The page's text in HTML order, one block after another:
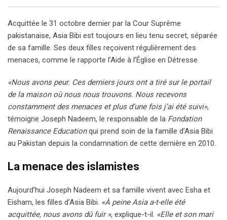
Acquittée le 31 octobre dernier par la Cour Suprême
pakistanaise, Asia Bibi est toujours en lieu tenu secret, séparée
de sa famille. Ses deux filles reçoivent régulièrement des
menaces, comme le rapporte l’Aide à l’Église en Détresse.
«Nous avons peur. Ces derniers jours ont a tiré sur le portail
de la maison où nous nous trouvons. Nous recevons
constamment des menaces et plus d’une fois j’ai été suivi»,
témoigne Joseph Nadeem, le responsable de la Fondation
Renaissance Educationqui prend soin de la famille d’Asia Bibi
au Pakistan depuis la condamnation de cette dernière en 2010.
La menace des islamistes
Aujourd’hui Joseph Nadeem et sa famille vivent avec Esha et
Eisham, les filles d’Asia Bibi. «À peine Asia a-t-elle été
acquittée, nous avons dû fuir », explique-t-il. «Elle et son mari